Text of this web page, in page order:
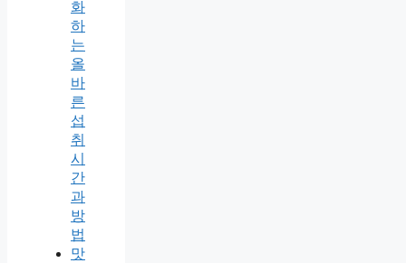
화
하
는
올
바
른
섭
취
시
간
과
방
법
맛